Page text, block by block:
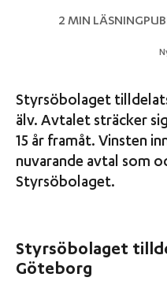
2 MIN LÄSNING
Styrsöbolaget
älv. Avtalet sträcker
15 år framåt. Vinsten
nuvarande avtal som
Styrsöbolaget.
Styrsöbolaget
Göteborg